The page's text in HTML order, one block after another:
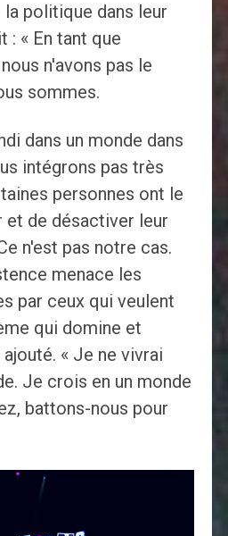
politique dans leur
: « En tant que
n'avons pas le
sommes.
dans un monde dans
intégrons pas très
personnes ont le
de désactiver leur
n'est pas notre cas.
menace les
par ceux qui veulent
qui domine et
« Je ne vivrai
Je crois en un monde
battons-nous pour